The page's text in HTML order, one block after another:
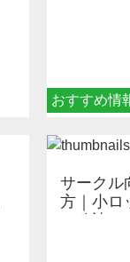
おすすめ情
サークル
方｜小ロ